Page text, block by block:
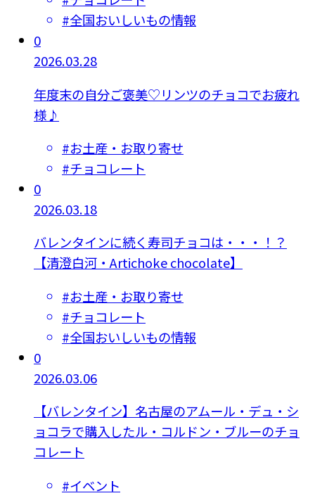
#全国おいしいもの情報
0
2026.03.28
年度末の自分ご褒美♡リンツのチョコでお疲れ
様♪
#お土産・お取り寄せ
#チョコレート
0
2026.03.18
バレンタインに続く寿司チョコは・・・！？
【清澄白河・Artichoke chocolate】
#お土産・お取り寄せ
#チョコレート
#全国おいしいもの情報
0
2026.03.06
【バレンタイン】名古屋のアムール・デュ・シ
ョコラで購入したル・コルドン・ブルーのチョ
コレート
#イベント